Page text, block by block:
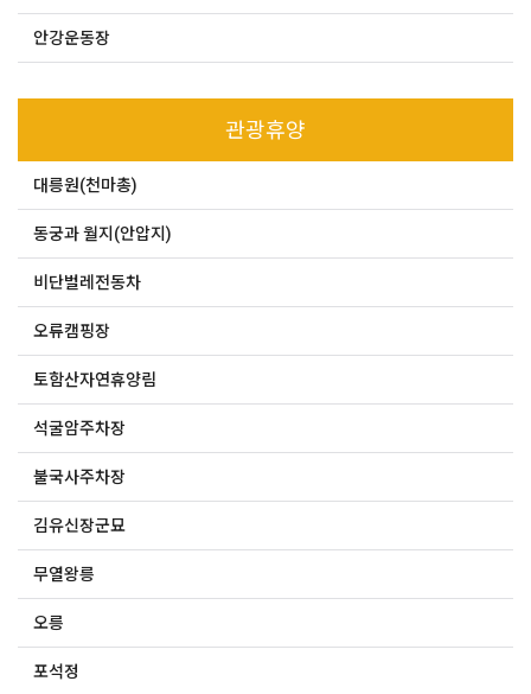
안강운동장
관광휴양
대릉원(천마총)
동궁과 월지(안압지)
비단벌레전동차
오류캠핑장
토함산자연휴양림
석굴암주차장
불국사주차장
김유신장군묘
무열왕릉
오릉
포석정